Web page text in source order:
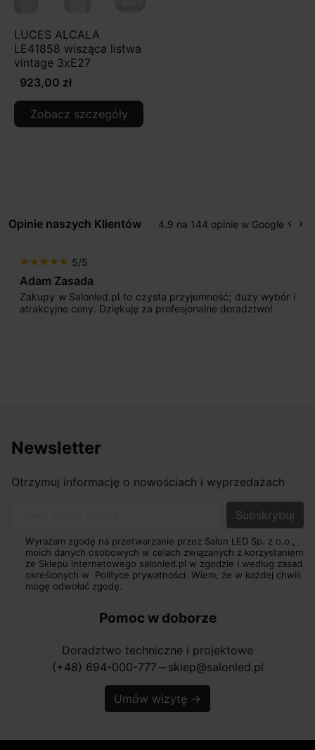
LUCES ALCALA
LE41858 wisząca listwa
vintage 3xE27
923,00 zł
Zobacz szczegóły
Opinie naszych Klientów 4.9 na 144 opinie w Google keyboard_arrow_left keyboard_arrow_right
star star star star star 5/5
Adam Zasada
Zakupy w Salonled.pl to czysta przyjemność; duży wybór i
atrakcyjne ceny. Dziękuję za profesjonalne doradztwo!
Newsletter
Otrzymuj informację o nowościach i wyprzedażach
Wyrażam zgodę na przetwarzanie przez Salon LED Sp. z o.o.,
moich danych osobowych w celach związanych z korzystaniem
ze Sklepu internetowego salonled.pl w zgodzie i według zasad
określonych w Polityce prywatności. Wiem, że w każdej chwili
mogę odwołać zgodę.
Pomoc w doborze
Doradztwo techniczne i projektowe
(+48) 694-000-777 horizontal_rule sklep@salonled.pl
Umów wizytę →